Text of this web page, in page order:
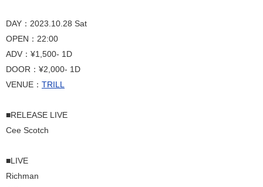
DAY：2023.10.28 Sat
OPEN：22:00
ADV：¥1,500- 1D
DOOR：¥2,000- 1D
VENUE： TRILL
■RELEASE LIVE
Cee Scotch
■LIVE
Richman